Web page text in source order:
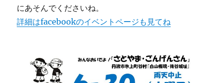
にあそんでくださいね。
詳細はfacebookのイベントページも見てね